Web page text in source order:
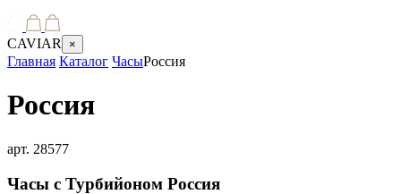
CAVIAR ×
Главная Каталог ЧасыРоссия
Россия
арт. 28577
Часы с Турбийоном Россия